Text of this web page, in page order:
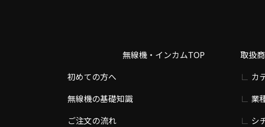
無線機・インカムTOP
初めての方へ
無線機の基礎知識
ご注文の流れ
取扱
カ
業
シ